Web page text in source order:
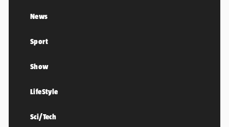
News
Sport
Show
LifeStyle
Sci/Tech